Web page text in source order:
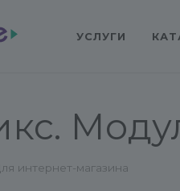
УСЛУГИ
интернет-магазина